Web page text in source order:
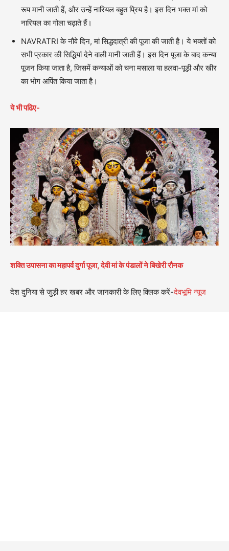
रूप मानी जाती हैं, और उन्हें नारियल बहुत प्रिय है। इस दिन भक्त मां को
नारियल का गोला चढ़ाते हैं।
NAVRATRI के नौवे दिन, मां सिद्धदात्री की पूजा की जाती है। ये भक्तों को
सभी प्रकार की सिद्धियां देने वाली मानी जाती हैं। इस दिन पूजा के बाद कन्या
पूजन किया जाता है, जिसमें कन्याओं को चना मसाला या हलवा-पूड़ी और खीर
का भोग अर्पित किया जाता है।
ये भी पढिए-
शक्ति उपासना का महापर्व दुर्गा पूजा, देवी मां के पंडालों ने बिखेरी रौनक
देश दुनिया से जुड़ी हर खबर और जानकारी के लिए क्लिक करें-देवभूमि न्यूज